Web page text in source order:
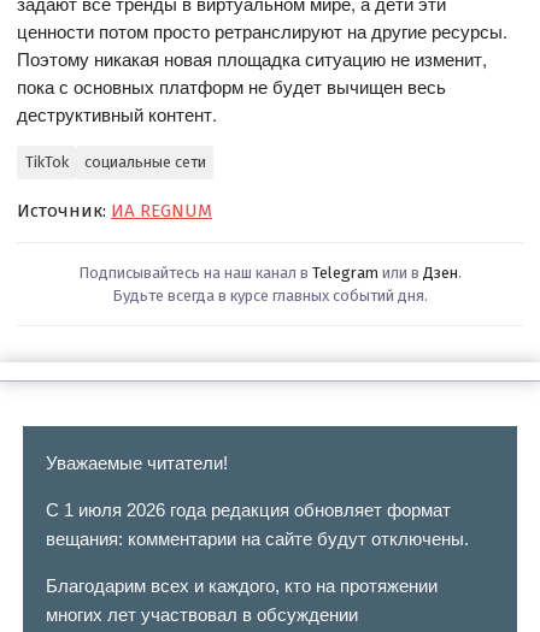
ценности потом просто ретранслируют на другие ресурсы.
Поэтому никакая новая площадка ситуацию не изменит,
пока с основных платформ не будет вычищен весь
деструктивный контент.
TikTok социальные сети
Источник: ИА REGNUM
Подписывайтесь на наш канал в Telegram или в Дзен.
Будьте всегда в курсе главных событий дня.
Уважаемые читатели!
С 1 июля 2026 года редакция обновляет формат
вещания: комментарии на сайте будут отключены.
Благодарим всех и каждого, кто на протяжении
многих лет участвовал в обсуждении